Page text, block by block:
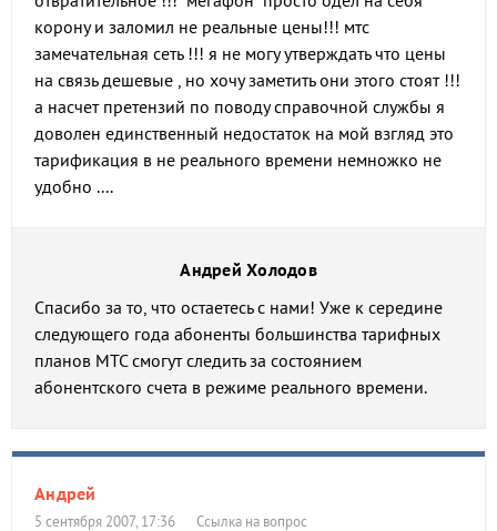
корону и заломил не реальные цены!!! мтс
замечательная сеть !!! я не могу утверждать что цены
на связь дешевые , но хочу заметить они этого стоят !!!
а насчет претензий по поводу справочной службы я
доволен единственный недостаток на мой взгляд это
тарификация в не реального времени немножко не
удобно ....
Андрей Холодов
Спасибо за то, что остаетесь с нами! Уже к середине
следующего года абоненты большинства тарифных
планов МТС смогут следить за состоянием
абонентского счета в режиме реального времени.
Андрей
5 сентября 2007, 17:36 Ссылка на вопрос